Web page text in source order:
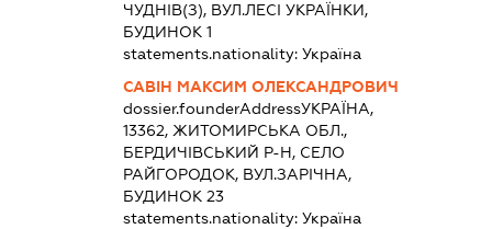
ЧУДНІВ(З), ВУЛ.ЛЕСІ УКРАЇНКИ,
БУДИНОК 1
statements.nationality:Україна
САВІН МАКСИМ ОЛЕКСАНДРОВИЧ
dossier.founderAddressУКРАЇНА,
13362, ЖИТОМИРСЬКА ОБЛ.,
БЕРДИЧІВСЬКИЙ Р-Н, СЕЛО
РАЙГОРОДОК, ВУЛ.ЗАРІЧНА,
БУДИНОК 23
statements.nationality:Україна